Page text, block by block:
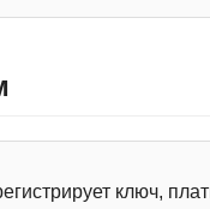
ключ,